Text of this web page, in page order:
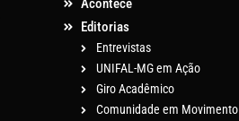
Acontece
Editorias
Entrevistas
UNIFAL-MG em Ação
Giro Acadêmico
Comunidade em Movimento